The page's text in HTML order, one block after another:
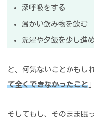
深呼吸をする
温かい飲み物を飲む
洗濯や夕飯を少し進
と、何気ないことかもし
て全くできなかったこと
そしてもし、そのまま眠